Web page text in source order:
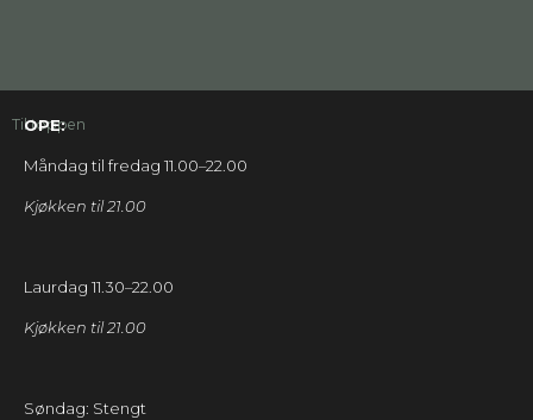
Til toppen
OPE:
Måndag til fredag 11.00–22.00
Kjøkken til 21.00
Laurdag 11.30–22.00
Kjøkken til 21.00
Søndag: Stengt